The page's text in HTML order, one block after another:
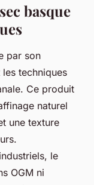
basque
par son
techniques
Ce produit
naturel
une texture
le
OGM ni